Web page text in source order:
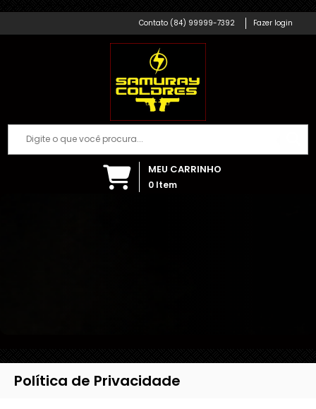
(84) 99999-7392
Fazer login
MEU CARRINHO
0 Item
Política de Privacidade